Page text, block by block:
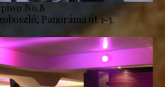
piwo No.8
Panoráma út 1-3.